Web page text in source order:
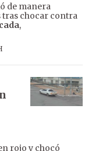
de manera
tras chocar contra
,
rojo y chocó